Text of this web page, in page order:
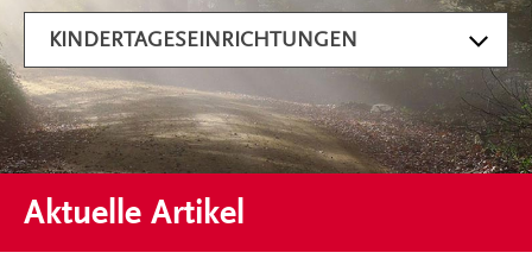
Aktuelle Artikel
KINDERTAGESEINRICHTUNGEN